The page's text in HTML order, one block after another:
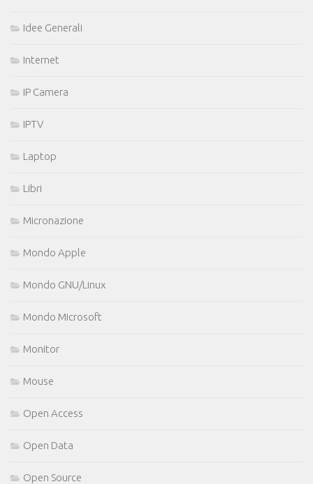
Idee Generali
Internet
IP Camera
IPTV
Laptop
Libri
Micronazione
Mondo Apple
Mondo GNU/Linux
Mondo Microsoft
Monitor
Mouse
Open Access
Open Data
Open Source